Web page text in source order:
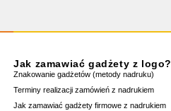
Jak zamawiać gadżety z logo?
Znakowanie gadżetów (metody nadruku)
Terminy realizacji zamówień z nadrukiem
Jak zamawiać gadżety firmowe z nadrukiem